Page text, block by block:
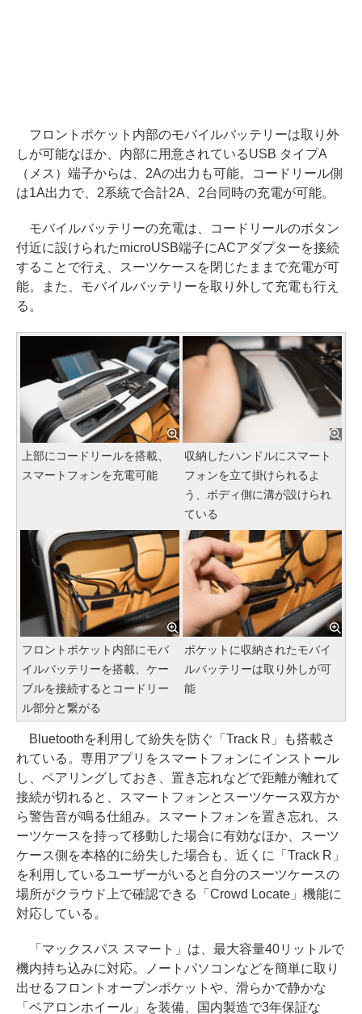
フロントポケット内部のモバイルバッテリーは取り外
しが可能なほか、内部に用意されているUSB タイプA
（メス）端子からは、2Aの出力も可能。コードリール側
は1A出力で、2系統で合計2A、2台同時の充電が可能。
モバイルバッテリーの充電は、コードリールのボタン
付近に設けられたmicroUSB端子にACアダプターを接続
することで行え、スーツケースを閉じたままで充電が可
能。また、モバイルバッテリーを取り外して充電も行え
る。
上部にコードリールを搭載、
スマートフォンを充電可能
収納したハンドルにスマート
フォンを立て掛けられるよ
う、ボディ側に溝が設けられ
ている
フロントポケット内部にモバ
イルバッテリーを搭載、ケー
ブルを接続するとコードリー
ル部分と繋がる
ポケットに収納されたモバイ
ルバッテリーは取り外しが可
能
Bluetoothを利用して紛失を防ぐ「Track R」も搭載さ
れている。専用アプリをスマートフォンにインストール
し、ペアリングしておき、置き忘れなどで距離が離れて
接続が切れると、スマートフォンとスーツケース双方か
ら警告音が鳴る仕組み。スマートフォンを置き忘れ、ス
ーツケースを持って移動した場合に有効なほか、スーツ
ケース側を本格的に紛失した場合も、近くに「Track R」
を利用しているユーザーがいると自分のスーツケースの
場所がクラウド上で確認できる「Crowd Locate」機能に
対応している。
「マックスパス スマート」は、最大容量40リットルで
機内持ち込みに対応。ノートパソコンなどを簡単に取り
出せるフロントオープンポケットや、滑らかで静かな
「ベアロンホイール」を装備、国内製造で3年保証な